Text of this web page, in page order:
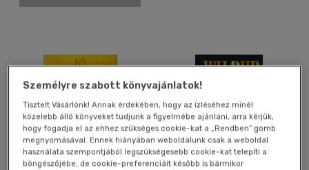
Gyermek és ifjúsági(5)
Nyelv szerint
Magyar(6660)
Amerikai angol (1)
Angol(387)
Francia(19)
Személyre szabott könyvajánlatok!
Tisztelt Vásárlónk! Annak érdekében, hogy az ízléséhez minél
közelebb álló könyveket tudjunk a figyelmébe ajánlani, arra kérjük,
hogy fogadja el az ehhez szükséges cookie-kat a „Rendben” gomb
megnyomásával. Ennek hiányában weboldalunk csak a weboldal
használata szempontjából legszükségesebb cookie-kat telepíti a
böngészőjébe, de cookie-preferenciáit később is bármikor